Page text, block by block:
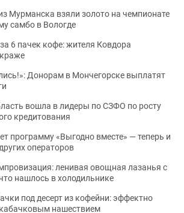
Мурманска взяли золото на чемпионате
самбо в Вологде
6 пачек кофе: жителя Ковдора
Донорам в Мончегорске выплатят
вошла в лидеры по СЗФО по росту
кредитования
программу «Выгодно вместе» — теперь и
операторов
ленивая овощная лазанья с
нашлось в холодильнике
под десерт из кофейни: эффектно
нашествием